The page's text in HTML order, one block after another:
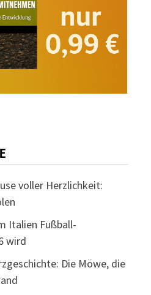
voller Herzlichkeit:
Italien Fußball-
wird
Die Möwe, die